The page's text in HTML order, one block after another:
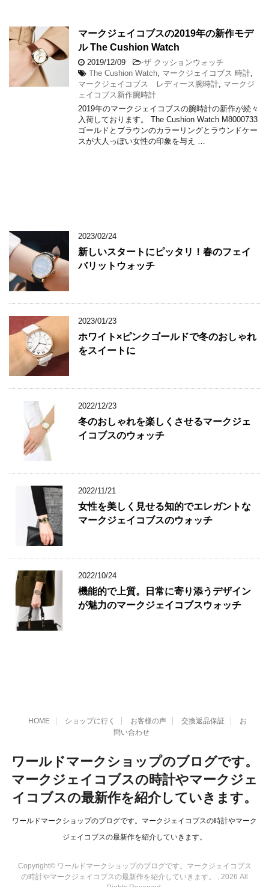
マークジェイコブスの2019年の新作モデ
ル The Cushion Watch
2019/12/09 -ザ クッションウォッチ
The Cushion Watch マークジェイコブス 時計
マークジェイコブス レディース腕時計 マークジ
ェイコブス新作腕時計
2019年のマークジェイコブスの腕時計の新作が続々
入荷しております。 The Cushion Watch M8000733
ゴールドとブラウンのカラーリングとラウンドケー
スが大人っぽい女性の印象を与え …
2023/02/24
新しいスタートにピッタリ！春のフェイ
バリットウォッチ
2023/01/23
ホワイト×ピンクゴールドで冬のおしゃれ
をスイートに
2022/12/23
冬のおしゃれを楽しくさせるマークジェ
イコブスのウォッチ
2022/11/21
女性を美しく見せる知的でエレガントな
マークジェイコブスのウォッチ
2022/10/24
機能的で上質。日常に寄り添うデザイン
が魅力のマークジェイコブスウォッチ
HOME ショップに行く お客様の声 交換返品保証
お
問い合わせ
ワールドマークショップのブログです。
マークジェイコブスの時計やマークジェ
イコブスの最新作を紹介していきます。
ワールドマークショップのブログです。マークジェイコブスの時計やマーク
ジェイコブスの最新作を紹介していきます。
Copyright© ワールドマークショップのブログです。マークジェイコブス
の時計やマークジェイコブスの最新作を紹介していきます。 , 2026 All